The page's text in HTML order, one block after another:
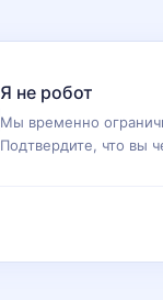
Я не робот
Мы временно
Подтвердите, что вы